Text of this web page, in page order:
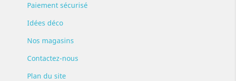
Paiement sécurisé
Idées déco
Nos magasins
Contactez-nous
Plan du site